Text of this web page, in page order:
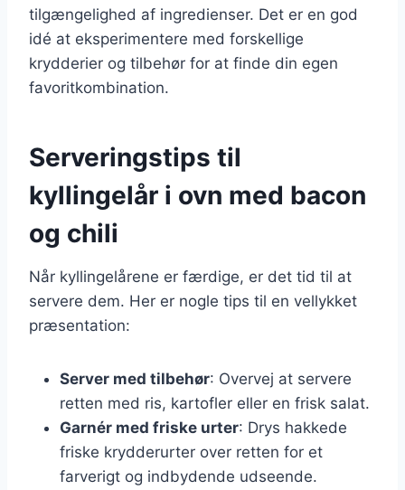
tilgængelighed af ingredienser. Det er en god
idé at eksperimentere med forskellige
krydderier og tilbehør for at finde din egen
favoritkombination.
Serveringstips til
kyllingelår i ovn med bacon
og chili
Når kyllingelårene er færdige, er det tid til at
servere dem. Her er nogle tips til en vellykket
præsentation:
Server med tilbehør: Overvej at servere
retten med ris, kartofler eller en frisk salat.
Garnér med friske urter: Drys hakkede
friske krydderurter over retten for et
farverigt og indbydende udseende.